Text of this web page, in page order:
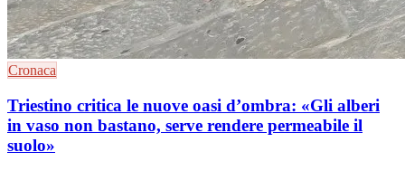
Cronaca
Triestino critica le nuove oasi d’ombra: «Gli alberi
in vaso non bastano, serve rendere permeabile il
suolo»